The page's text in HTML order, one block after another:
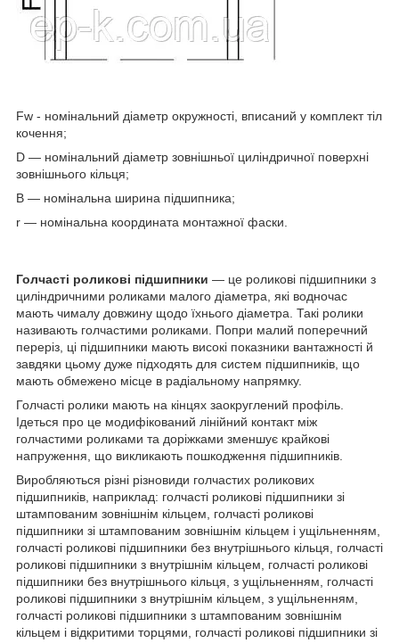
Fw - номінальний діаметр окружності, вписаний у комплект тіл
кочення;
D — номінальний діаметр зовнішньої циліндричної поверхні
зовнішнього кільця;
B — номінальна ширина підшипника;
r — номінальна координата монтажної фаски.
Голчасті роликові підшипники — це роликові підшипники з
циліндричними роликами малого діаметра, які водночас
мають чималу довжину щодо їхнього діаметра. Такі ролики
називають голчастими роликами. Попри малий поперечний
переріз, ці підшипники мають високі показники вантажності й
завдяки цьому дуже підходять для систем підшипників, що
мають обмежено місце в радіальному напрямку.
Голчасті ролики мають на кінцях заокруглений профіль.
Ідеться про це модифікований лінійний контакт між
голчастими роликами та доріжками зменшує крайкові
напруження, що викликають пошкодження підшипників.
Виробляються різні різновиди голчастих роликових
підшипників, наприклад: голчасті роликові підшипники зі
штампованим зовнішнім кільцем, голчасті роликові
підшипники зі штампованим зовнішнім кільцем і ущільненням,
голчасті роликові підшипники без внутрішнього кільця, голчасті
роликові підшипники з внутрішнім кільцем, голчасті роликові
підшипники без внутрішнього кільця, з ущільненням, голчасті
роликові підшипники з внутрішнім кільцем, з ущільненням,
голчасті роликові підшипники з штампованим зовнішнім
кільцем і відкритими торцями, голчасті роликові підшипники зі